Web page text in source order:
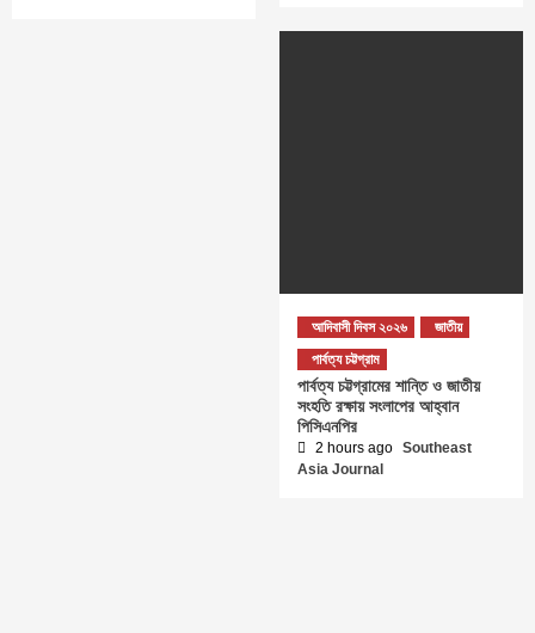
আদিবাসী দিবস ২০২৬
জাতীয়
পার্বত্য চট্টগ্রাম
পার্বত্য চট্টগ্রামের শান্তি ও জাতীয়
সংহতি রক্ষায় সংলাপের আহ্বান
পিসিএনপির
2 hours ago Southeast
Asia Journal